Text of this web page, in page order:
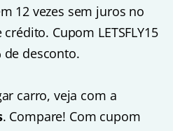
12 vezes sem juros no
Cupom LETSFLY15
de desconto.
carro, veja com a
. Compare! Com cupom